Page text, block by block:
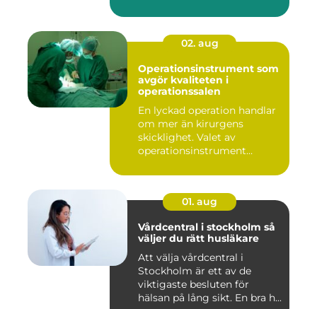
02. aug
Operationsinstrument som
avgör kvaliteten i
operationssalen
En lyckad operation handlar
om mer än kirurgens
skicklighet. Valet av
operationsinstrument
01. aug
Vårdcentral i stockholm så
väljer du rätt husläkare
Att välja vårdcentral i
Stockholm är ett av de
viktigaste besluten för
hälsan på lång sikt. En bra h...